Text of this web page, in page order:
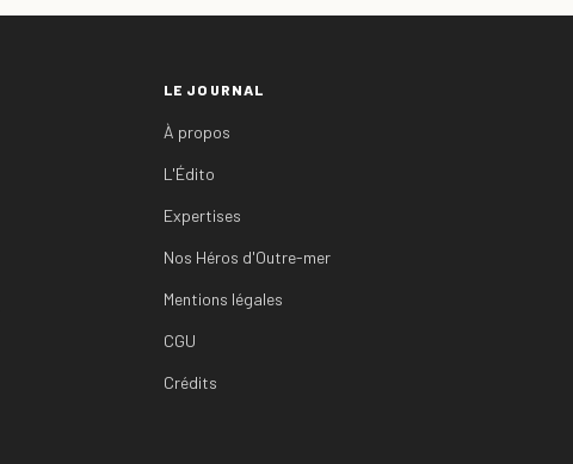
LE JOURNAL
À propos
L'Édito
Expertises
Nos Héros d'Outre-mer
Mentions légales
CGU
Crédits